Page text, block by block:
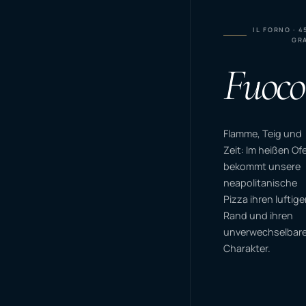
IL FORNO ·
Fuoco
Flamme, Teig und
Zeit: Im heißen
bekommt unsere
neapolitanische
Pizza ihren
Rand und ihren
Charakter.